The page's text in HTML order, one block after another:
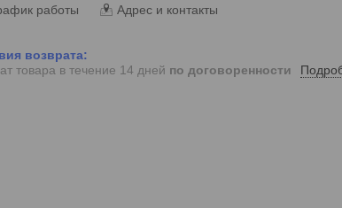
работы Адрес и контакты
товара в течение 14 дней по договоренности